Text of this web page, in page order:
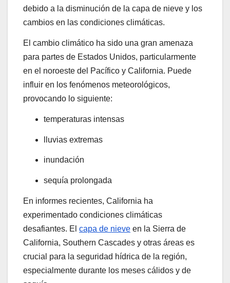
debido a la disminución de la capa de nieve y los
cambios en las condiciones climáticas.
El cambio climático ha sido una gran amenaza
para partes de Estados Unidos, particularmente
en el noroeste del Pacífico y California. Puede
influir en los fenómenos meteorológicos,
provocando lo siguiente:
temperaturas intensas
lluvias extremas
inundación
sequía prolongada
En informes recientes, California ha
experimentado condiciones climáticas
desafiantes. El capa de nieve en la Sierra de
California, Southern Cascades y otras áreas es
crucial para la seguridad hídrica de la región,
especialmente durante los meses cálidos y de